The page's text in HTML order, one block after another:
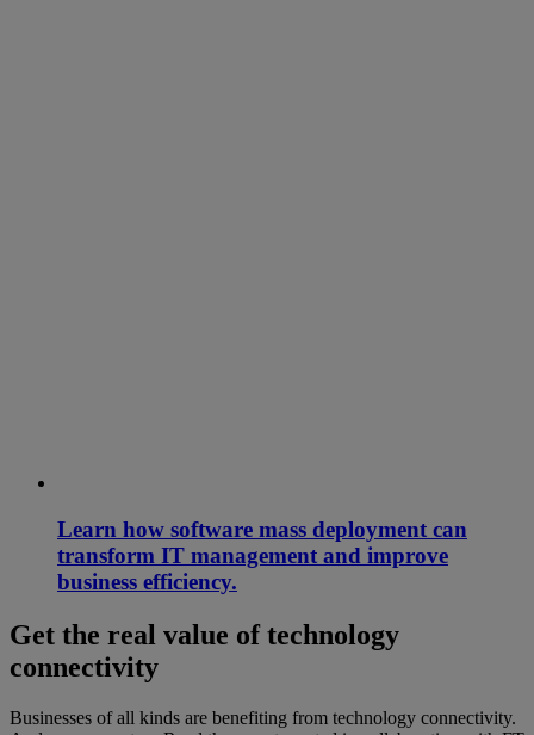
Learn how software mass deployment can
transform IT management and improve
business efficiency.
Get the real value of technology
connectivity
Businesses of all kinds are benefiting from technology connectivity.